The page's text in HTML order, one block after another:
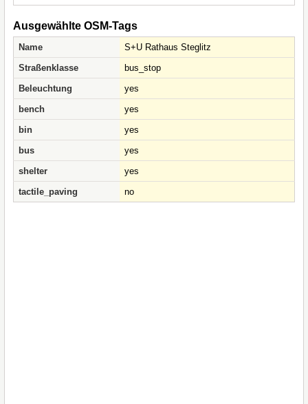
Ausgewählte OSM-Tags
Name
S+U Rathaus Steglitz
Straßenklasse
bus_stop
Beleuchtung
yes
bench
yes
bin
yes
bus
yes
shelter
yes
tactile_paving
no